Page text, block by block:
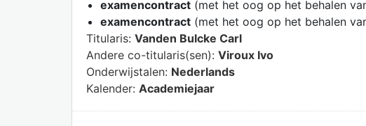
examencontract (met het oog op het behalen
examencontract (met het oog op het behalen
Titularis: Vanden Bulcke Carl
Andere co-titularis(sen): Viroux Ivo
Onderwijstalen: Nederlands
Kalender: Academiejaar